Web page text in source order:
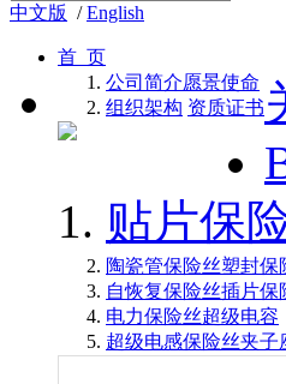
中文版 /English
首 页
公司简介愿景使命
组织架构 资质证书
贴片保
陶瓷管保险丝塑封保
自恢复保险丝插片保
电力保险丝超级电容
超级电感保险丝夹子